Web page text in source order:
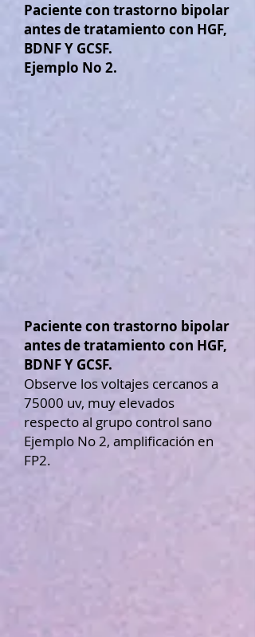
Paciente con trastorno bipolar
antes de tratamiento con HGF,
BDNF Y GCSF.
Ejemplo No 2.
Paciente con trastorno bipolar
antes de tratamiento con HGF,
BDNF Y GCSF.
Observe los voltajes cercanos a
75000 uv, muy elevados
respecto al grupo control sano
Ejemplo No 2, amplificación en
FP2.